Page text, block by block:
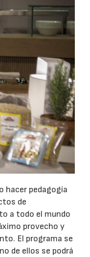
hacer pedagogía
de
a todo el mundo
provecho y
El programa se
de ellos se podrá